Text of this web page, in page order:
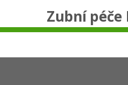
Zubní péče